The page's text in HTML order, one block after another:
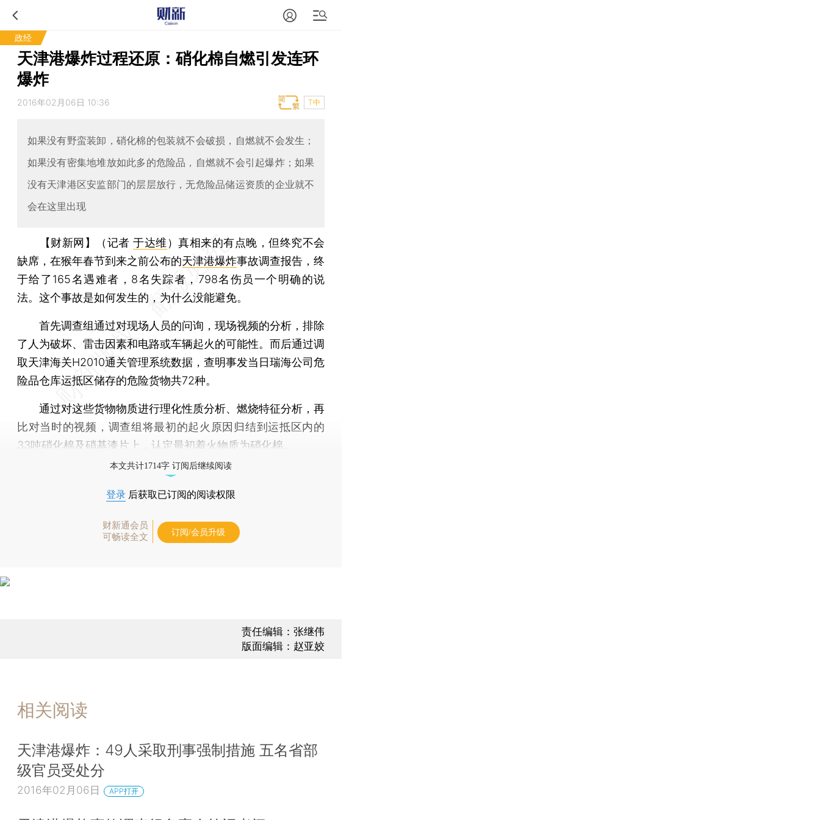
政经
天津港爆炸过程还原：硝化棉自燃引发连环
爆炸
2016年02月06日 10:36 T中
如果没有野蛮装卸，硝化棉的包装就不会破损，自燃就不会发生；
如果没有密集地堆放如此多的危险品，自燃就不会引起爆炸；如果
没有天津港区安监部门的层层放行，无危险品储运资质的企业就不
会在这里出现
【财新网】（记者于达维 ）真相来的有点晚，但终究不会
缺席，在猴年春节到来之前公布的天津港爆炸事故调查报告，终
于给了165名遇难者，8名失踪者，798名伤员一个明确的说
法。这个事故是如何发生的，为什么没能避免。
首先调查组通过对现场人员的问询，现场视频的分析，排除
了人为破坏、雷击因素和电路或车辆起火的可能性。而后通过调
取天津海关H2010通关管理系统数据，查明事发当日瑞海公司危
险品仓库运抵区储存的危险货物共72种。
通过对这些货物物质进行理化性质分析、燃烧特征分析，再
比对当时的视频，调查组将最初的起火原因归结到运抵区内的
33吨硝化棉及硝基漆片上，认定最初着火物质为硝化棉。
本文共计1714字 订阅后继续阅读
登录 后获取已订阅的阅读权限
财新通会员
可畅读全文
订阅/会员升级
责任编辑：张继伟
版面编辑：赵亚姣
相关阅读
天津港爆炸：49人采取刑事强制措施 五名省部
级官员受处分
2016年02月06日 APP打开